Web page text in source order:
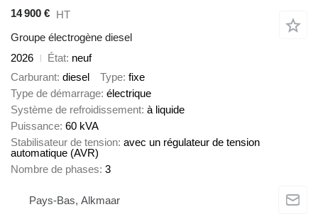
14 900 € HT
Groupe électrogène diesel
2026
État neuf
Carburant diesel Type fixe
Type de démarrage électrique
Système de refroidissement à liquide
Puissance 60 kVA
Stabilisateur de tension avec un régulateur de tension
automatique (AVR)
Nombre de phases 3
Pays-Bas, Alkmaar